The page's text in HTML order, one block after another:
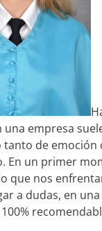
una empresa
de emoción
En un primer
que nos
a dudas, en una